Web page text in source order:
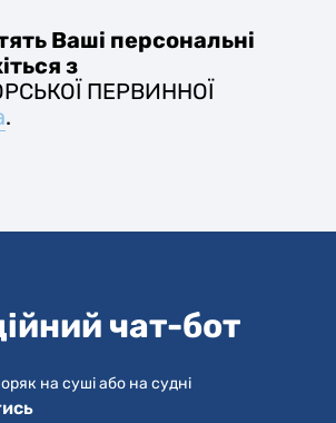
Ваші персональні
з
ПЕРВИННОЇ
.
чат-бот
на суші або на судні